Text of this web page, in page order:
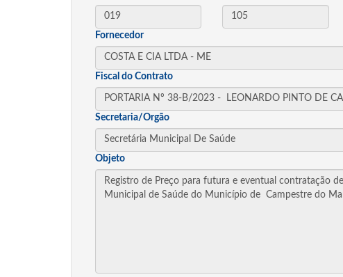
Fornecedor
Fiscal do Contrato
Secretaria/Orgão
Objeto